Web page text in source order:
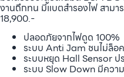
งานถึกทน มีแบตสำรองไฟ สามา
18,900.-
ปลอดภัยจากไฟดูด 100%
ระบบ Anti Jam ชนไม่ล็อค
ระบบหยุด Hall Sensor
ระบบ Slow Down มีควา